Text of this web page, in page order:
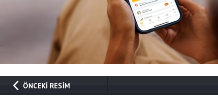
ÖNCEKİ RESİM